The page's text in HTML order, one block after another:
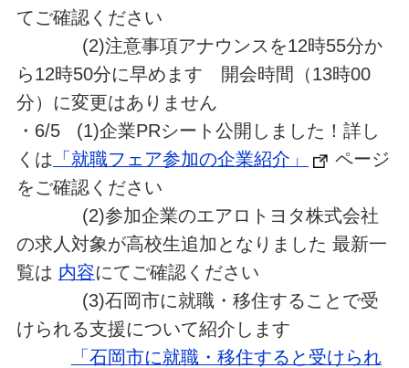
てご確認ください
(2)注意事項アナウンスを12時55分か
ら12時50分に早めます 開会時間（13時00
分）に変更はありません
・6/5 (1)企業PRシート公開しました！詳し
くは 「就職フェア参加の企業紹介」
ページ
をご確認ください
(2)参加企業のエアロトヨタ株式会社
の求人対象が高校生追加となりました 最新一
覧は 内容にてご確認ください
(3)石岡市に就職・移住することで受
けられる支援について紹介します
「石岡市に就職・移住すると受けられ